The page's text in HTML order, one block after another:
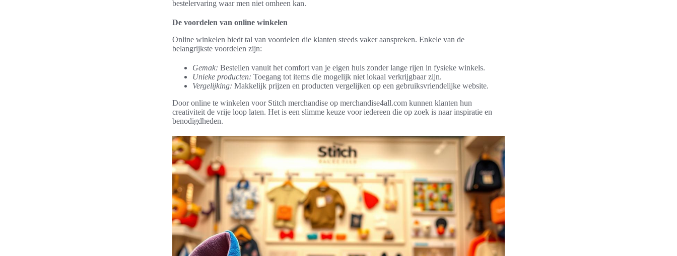
bestelervaring waar men niet omheen kan.
De voordelen van online winkelen
Online winkelen biedt tal van voordelen die klanten steeds vaker aanspreken. Enkele van de
belangrijkste voordelen zijn:
Gemak: Bestellen vanuit het comfort van je eigen huis zonder lange rijen in fysieke winkels.
Unieke producten: Toegang tot items die mogelijk niet lokaal verkrijgbaar zijn.
Vergelijking: Makkelijk prijzen en producten vergelijken op een gebruiksvriendelijke website.
Door online te winkelen voor Stitch merchandise op merchandise4all.com kunnen klanten hun
creativiteit de vrije loop laten. Het is een slimme keuze voor iedereen die op zoek is naar inspiratie en
benodigdheden.